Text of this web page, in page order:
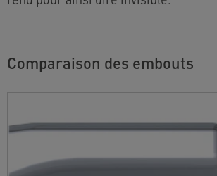
Comparaison des embouts